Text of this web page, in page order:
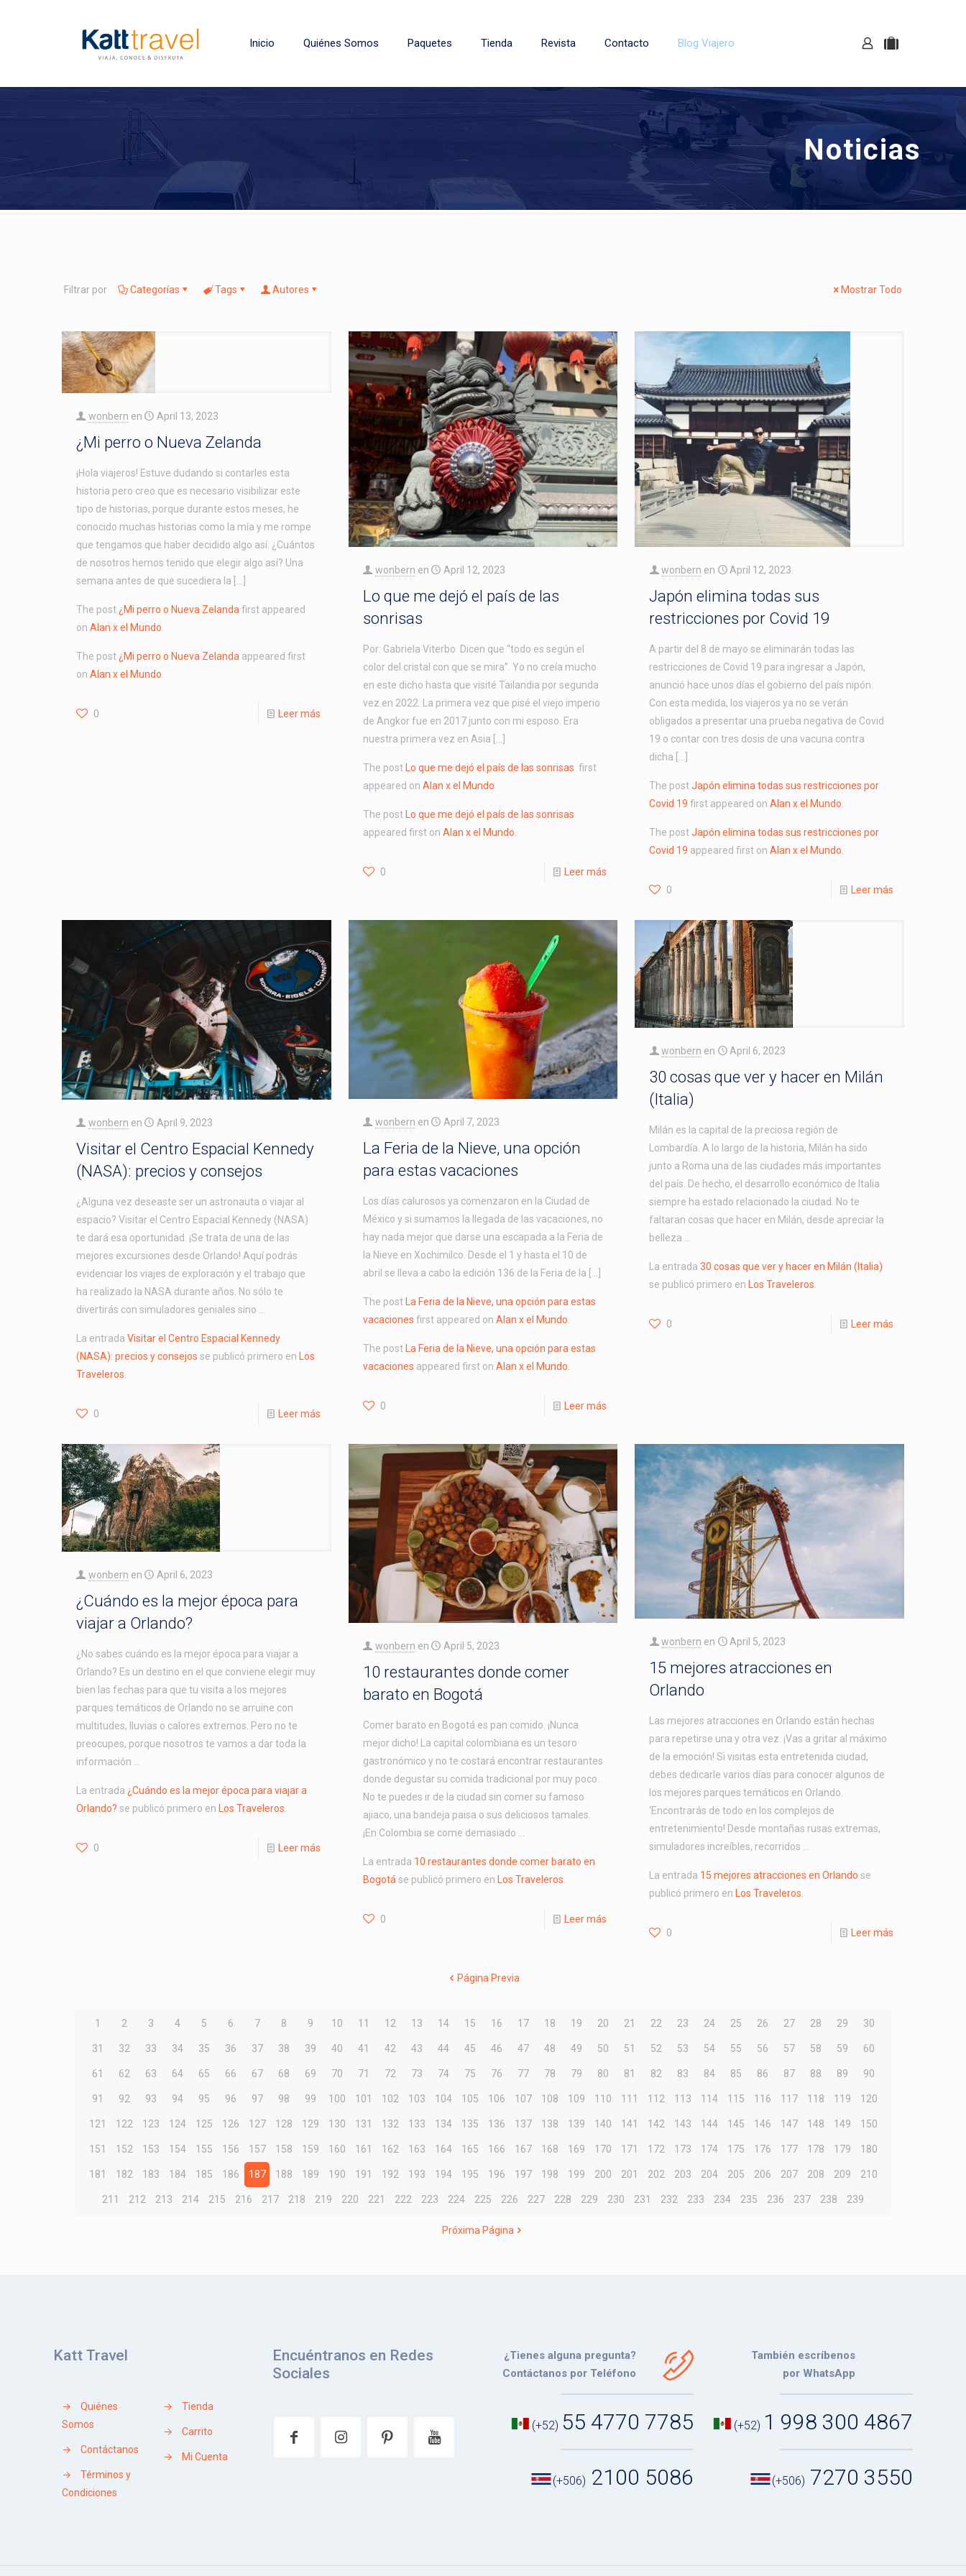
Inicio Quiénes Somos Paquetes Tienda Revista Contacto Blog Viajero
Noticias
Filtrar por Categorías Tags Autores Mostrar Todo
wonbern en April 13, 2023
¿Mi perro o Nueva Zelanda
¡Hola viajeros! Estuve dudando si contarles esta
historia pero creo que es necesario visibilizar este
tipo de historias, porque durante estos meses, he
conocido muchas historias como la mía y me rompe
que tengamos que haber decidido algo así. ¿Cuántos
de nosotros hemos tenido que elegir algo así? Una
semana antes de que sucediera la […]
The post ¿Mi perro o Nueva Zelanda first appeared
on Alan x el Mundo
The post ¿Mi perro o Nueva Zelanda appeared first
on Alan x el Mundo
0 Leer más
wonbern en April 12, 2023
Lo que me dejó el país de las
sonrisas
Por: Gabriela Viterbo Dicen que “todo es según el
color del cristal con que se mira”. Yo no creía mucho
en este dicho hasta que visité Tailandia por segunda
vez en 2022. La primera vez que pisé el viejo imperio
de Angkor fue en 2017 junto con mi esposo. Era
nuestra primera vez en Asia […]
The post Lo que me dejó el país de las sonrisas first
appeared on Alan x el Mundo
The post
Lo que me dejó el país de las sonrisas
appeared first on Alan x el Mundo
0 Leer más
wonbern en April 12, 2023
Japón elimina todas sus
restricciones por Covid 19
A partir del 8 de mayo se eliminarán todas las
restricciones de Covid 19 para ingresar a Japón,
anunció hace unos días el gobierno del país nipón.
Con esta medida, los viajeros ya no se verán
obligados a presentar una prueba negativa de Covid
19 o contar con tres dosis de una vacuna contra
dicha […]
The postJapón elimina todas sus restricciones por
Covid 19 first appeared onAlan x el Mundo
The postJapón elimina todas sus restricciones por
Covid 19 appeared first onAlan x el Mundo
0 Leer más
wonbern en April 9, 2023
Visitar el Centro Espacial Kennedy
(NASA): precios y consejos
¿Alguna vez deseaste ser un astronauta o viajar al
espacio? Visitar el Centro Espacial Kennedy (NASA)
te dará esa oportunidad. ¡Se trata de una de las
mejores excursiones desde Orlando! Aquí podrás
evidenciar los viajes de exploración y el trabajo que
ha realizado la NASA durante años. No sólo te
divertirás con simuladores geniales sino …
La entrada Visitar el Centro Espacial Kennedy
(NASA): precios y consejos se publicó primero en
Los
Traveleros
0 Leer más
wonbern en April 7, 2023
La Feria de la Nieve, una opción
para estas vacaciones
Los días calurosos ya comenzaron en la Ciudad de
México y si sumamos la llegada de las vacaciones, no
hay nada mejor que darse una escapada a la Feria de
la Nieve en Xochimilco. Desde el 1 y hasta el 10 de
abril se lleva a cabo la edición 136 de la Feria de la […]
The post La Feria de la Nieve, una opción para estas
vacaciones first appeared on Alan x el Mundo.
The post La Feria de la Nieve, una opción para estas
vacaciones appeared first on Alan x el Mundo.
0 Leer más
wonbern en April 6, 2023
30 cosas que ver y hacer en Milán
(Italia)
Milán es la capital de la preciosa región de
Lombardía. A lo largo de la historia, Milán ha sido
junto a Roma una de las ciudades más importantes
del país. De hecho, el desarrollo económico de Italia
siempre ha estado relacionado la ciudad. No te
faltaran cosas que hacer en Milán, desde apreciar la
belleza …
La entrada30 cosas que ver y hacer en Milán (Italia)
se publicó primero en
Los Traveleros
0 Leer más
wonbern en April 6, 2023
¿Cuándo es la mejor época para
viajar a Orlando?
¿No sabes cuándo es la mejor época para viajar a
Orlando? Es un destino en el que conviene elegir muy
bien las fechas para que tu visita a los mejores
parques temáticos de Orlando no se arruine con
multitudes, lluvias o calores extremos. Pero no te
preocupes, porque nosotros te vamos a dar toda la
información …
La entrada ¿Cuándo es la mejor época para viajar a
Orlando? se publicó primero en Los Traveleros
0 Leer más
wonbern en April 5, 2023
10 restaurantes donde comer
barato en Bogotá
Comer barato en Bogotá es pan comido. ¡Nunca
mejor dicho! La capital colombiana es un tesoro
gastronómico y no te costará encontrar restaurantes
donde degustar su comida tradicional por muy poco.
No te puedes ir de la ciudad sin comer su famoso
ajiaco, una bandeja paisa o sus deliciosos tamales.
¡En Colombia se come demasiado …
La entrada 10 restaurantes donde comer barato en
Bogotáse publicó primero en Los Traveleros.
0 Leer más
wonbern en April 5, 2023
15 mejores atracciones en
Orlando
Las mejores atracciones en Orlando están hechas
para repetirse una y otra vez. ¡Vas a gritar al máximo
de la emoción! Si visitas esta entretenida ciudad,
debes dedicarle varios días para conocer algunos de
los mejores parques temáticos en Orlando.
‘Encontrarás de todo en los complejos de
entretenimiento! Desde montañas rusas extremas,
simuladores increíbles, recorridos …
La entrada 15 mejores atracciones en Orlando se
publicó primero en
Los Traveleros
0 Leer más
Página Previa
1 2 3 4 5 6 7 8 9 10 11 12 13 14 15 16 17 18 19 20 21 22 23 24 25 26 27 28 29 30
31 32 33 34 35 36 37 38 39 40 41 42 43 44 45 46 47 48 49 50 51 52 53 54 55 56 57 58 59 60
61 62 63 64 65 66 67 68 69 70 71 72 73 74 75 76 77 78 79 80 81 82 83 84 85 86 87 88 89 90
91 92 93 94 95 96 97 98 99 100 101 102 103 104 105 106 107 108 109 110 111 112 113 114 115 116 117 118 119 120
121 122 123 124 125 126 127 128 129 130 131 132 133 134 135 136 137 138 139 140 141 142 143 144 145 146 147 148 149 150
151 152 153 154 155 156 157 158 159 160 161 162 163 164 165 166 167 168 169 170 171 172 173 174 175 176 177 178 179 180
181 182 183 184 185 186 187 188 189 190 191 192 193 194 195 196 197 198 199 200 201 202 203 204 205 206 207 208 209 210
211 212 213 214 215 216 217 218 219 220 221 222 223 224 225 226 227 228 229 230 231 232 233 234 235 236 237 238 239
Próxima Página
Katt Travel
→
Quiénes
Somos
→ Contáctanos
→
Términos y
Condiciones
→ Tienda
→ Carrito
→ Mi Cuenta
Encuéntranos en Redes
Sociales
¿Tienes alguna pregunta?
Contáctanos por Teléfono
(+52) 55 4770 7785
(+506) 2100 5086
También escríbenos
por WhatsApp
(+52) 1 998 300 4867
(+506) 7270 3550